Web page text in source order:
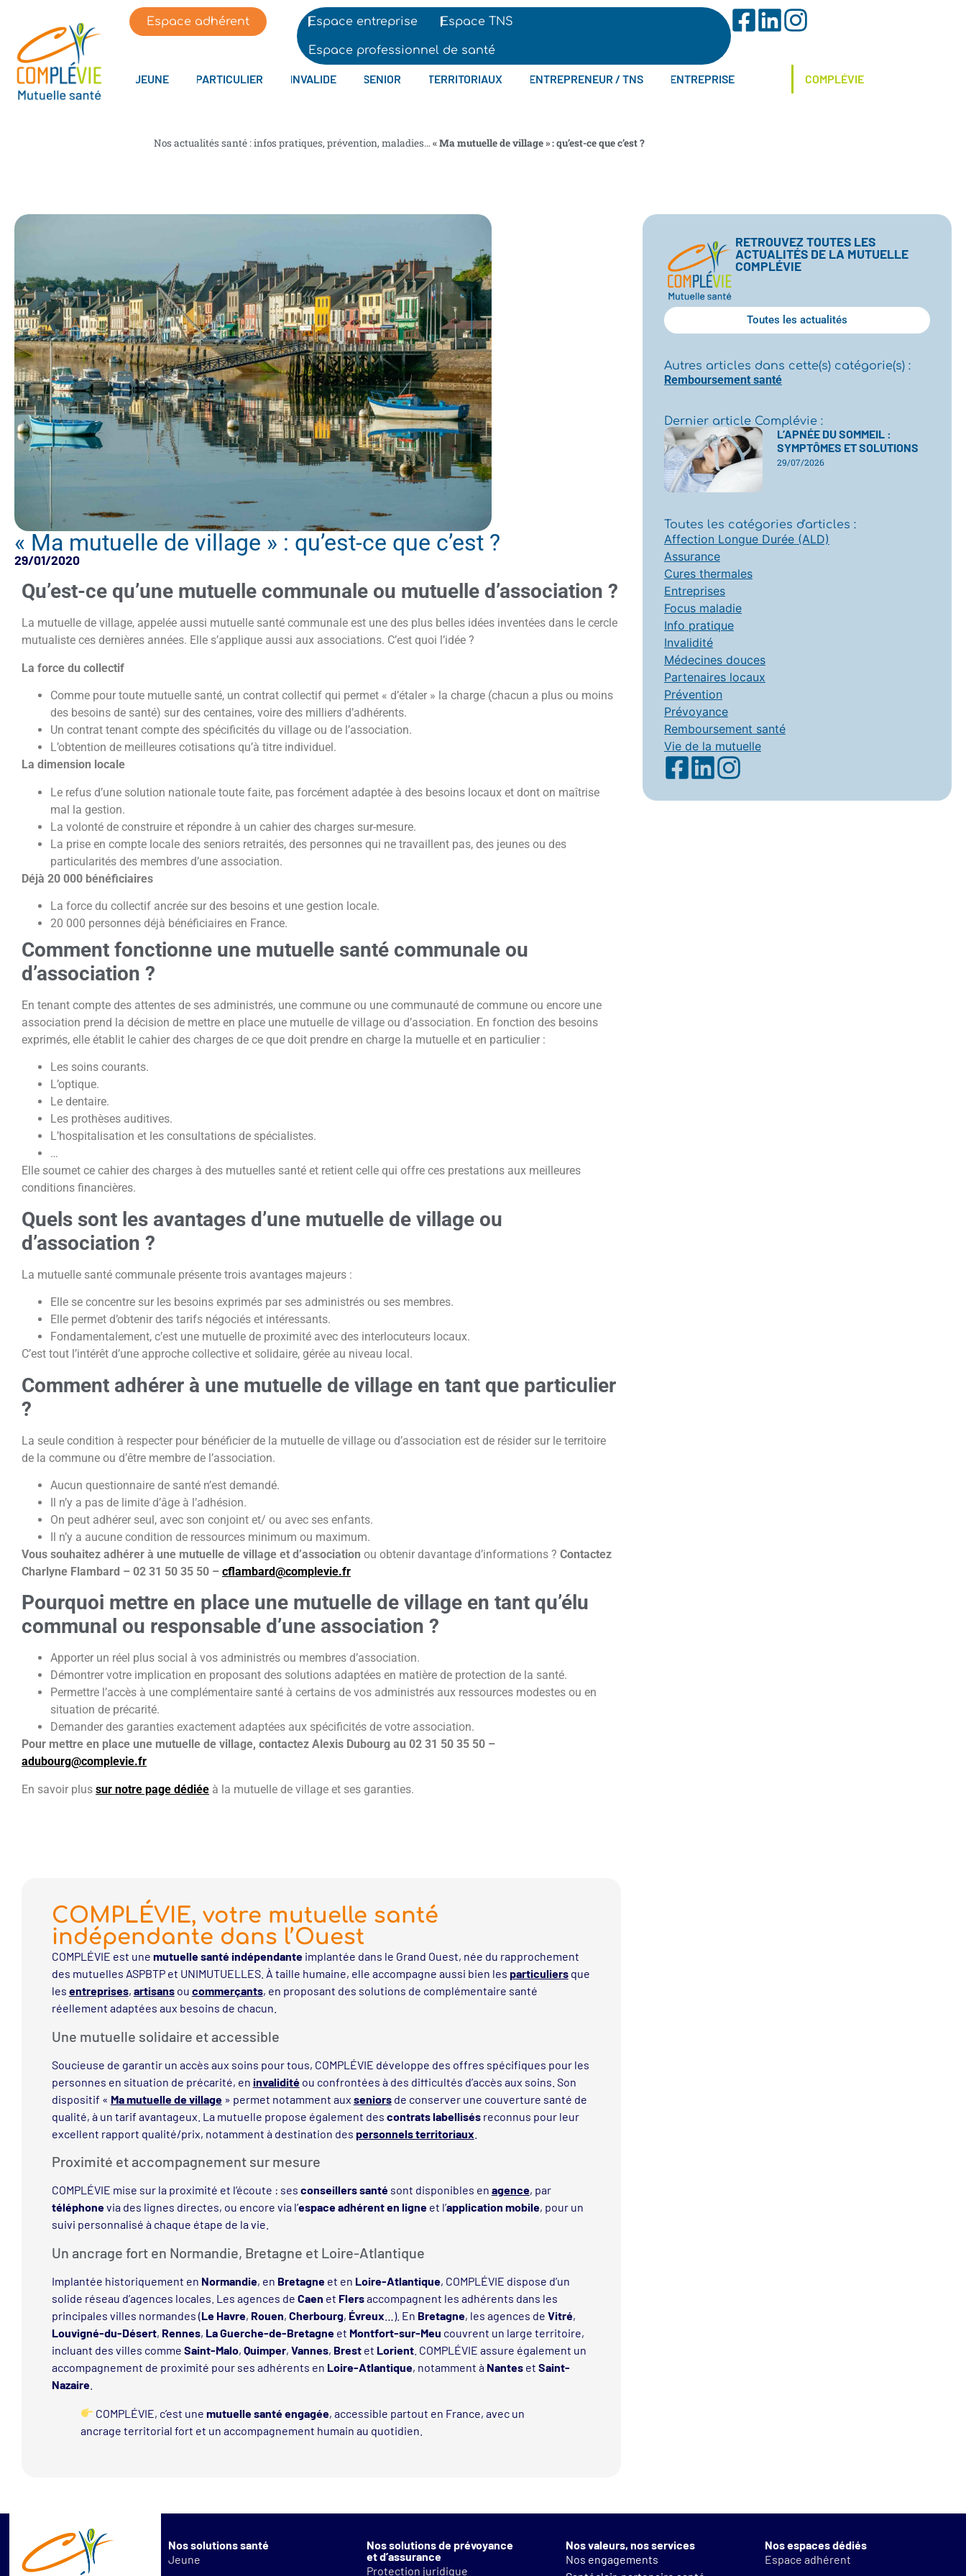
Espace adhérent Espace entreprise Espace TNS
Espace professionnel de santé
JEUNE PARTICULIER INVALIDE SENIOR TERRITORIAUX ENTREPRENEUR / TNS ENTREPRISE COMPLÉVIE
Nos actualités santé : infos pratiques, prévention, maladies… « Ma mutuelle de village » : qu’est-ce que c’est ?
« Ma mutuelle de village » : qu’est-ce que c’est ?
29/01/2020
Qu’est-ce qu’une mutuelle communale ou mutuelle d’association ?
La mutuelle de village, appelée aussi mutuelle santé communale est une des plus belles idées inventées dans le cercle
mutualiste ces dernières années. Elle s’applique aussi aux associations. C’est quoi l’idée ?
La force du collectif
Comme pour toute mutuelle santé, un contrat collectif qui permet « d’étaler » la charge (chacun a plus ou moins
des besoins de santé) sur des centaines, voire des milliers d’adhérents.
Un contrat tenant compte des spécificités du village ou de l’association.
L’obtention de meilleures cotisations qu’à titre individuel.
La dimension locale
Le refus d’une solution nationale toute faite, pas forcément adaptée à des besoins locaux et dont on maîtrise
mal la gestion.
La volonté de construire et répondre à un cahier des charges sur-mesure.
La prise en compte locale des seniors retraités, des personnes qui ne travaillent pas, des jeunes ou des
particularités des membres d’une association.
Déjà 20 000 bénéficiaires
La force du collectif ancrée sur des besoins et une gestion locale.
20 000 personnes déjà bénéficiaires en France.
Comment fonctionne une mutuelle santé communale ou
d’association ?
En tenant compte des attentes de ses administrés, une commune ou une communauté de commune ou encore une
association prend la décision de mettre en place une mutuelle de village ou d’association. En fonction des besoins
exprimés, elle établit le cahier des charges de ce que doit prendre en charge la mutuelle et en particulier :
Les soins courants.
L’optique.
Le dentaire.
Les prothèses auditives.
L’hospitalisation et les consultations de spécialistes.
…
Elle soumet ce cahier des charges à des mutuelles santé et retient celle qui offre ces prestations aux meilleures
conditions financières.
Quels sont les avantages d’une mutuelle de village ou
d’association ?
La mutuelle santé communale présente trois avantages majeurs :
Elle se concentre sur les besoins exprimés par ses administrés ou ses membres.
Elle permet d’obtenir des tarifs négociés et intéressants.
Fondamentalement, c’est une mutuelle de proximité avec des interlocuteurs locaux.
C’est tout l’intérêt d’une approche collective et solidaire, gérée au niveau local.
Comment adhérer à une mutuelle de village en tant que particulier
?
La seule condition à respecter pour bénéficier de la mutuelle de village ou d’association est de résider sur le territoire
de la commune ou d’être membre de l’association.
Aucun questionnaire de santé n’est demandé.
Il n’y a pas de limite d’âge à l’adhésion.
On peut adhérer seul, avec son conjoint et/ ou avec ses enfants.
Il n’y a aucune condition de ressources minimum ou maximum.
Vous souhaitez adhérer à une mutuelle de village et d’association ou obtenir davantage d’informations ? Contactez
Charlyne Flambard – 02 31 50 35 50 – cflambard@complevie.fr
Pourquoi mettre en place une mutuelle de village en tant qu’élu
communal ou responsable d’une association ?
Apporter un réel plus social à vos administrés ou membres d’association.
Démontrer votre implication en proposant des solutions adaptées en matière de protection de la santé.
Permettre l’accès à une complémentaire santé à certains de vos administrés aux ressources modestes ou en
situation de précarité.
Demander des garanties exactement adaptées aux spécificités de votre association.
Pour mettre en place une mutuelle de village, contactez Alexis Dubourg au 02 31 50 35 50 –
adubourg@complevie.fr
En savoir plus sur notre page dédiée à la mutuelle de village et ses garanties.
COMPLÉVIE, votre mutuelle santé
indépendante dans l’Ouest
COMPLÉVIE est une mutuelle santé indépendanteimplantée dans le Grand Ouest, née du rapprochement
des mutuelles ASPBTP et UNIMUTUELLES. À taille humaine, elle accompagne aussi bien les particuliersque
les entreprises, artisansou commerçants, en proposant des solutions de complémentaire santé
réellement adaptées aux besoins de chacun.
Une mutuelle solidaire et accessible
Soucieuse de garantir un accès aux soins pour tous, COMPLÉVIE développe des offres spécifiques pour les
personnes en situation de précarité, en invaliditéou confrontées à des difficultés d’accès aux soins. Son
dispositif « Ma mutuelle de village» permet notamment aux seniorsde conserver une couverture santé de
qualité, à un tarif avantageux. La mutuelle propose également des contrats labellisésreconnus pour leur
excellent rapport qualité/prix, notamment à destination des personnels territoriaux
Proximité et accompagnement sur mesure
COMPLÉVIE mise sur la proximité et l’écoute : ses conseillers santésont disponibles en agence, par
téléphonevia des lignes directes, ou encore via l’espace adhérent en ligneet l’application mobile, pour un
suivi personnalisé à chaque étape de la vie.
Un ancrage fort en Normandie, Bretagne et Loire-Atlantique
Implantée historiquement en Normandie, en Bretagneet en Loire-Atlantique, COMPLÉVIE dispose d’un
solide réseau d’agences locales. Les agences de Caen et Flersaccompagnent les adhérents dans les
principales villes normandes (Le Havre, Rouen, Cherbourg, Évreux …). En Bretagne, les agences de Vitré,
Louvigné-du-Désert, Rennes, La Guerche-de-Bretagneet Montfort-sur-Meu couvrent un large territoire,
incluant des villes comme Saint-Malo, Quimper, Vannes, Brestet Lorient. COMPLÉVIE assure également un
accompagnement de proximité pour ses adhérents en Loire-Atlantique, notamment à Nanteset Saint-
Nazaire.
COMPLÉVIE, c’est une mutuelle santé engagée, accessible partout en France, avec un
ancrage territorial fort et un accompagnement humain au quotidien.
RETROUVEZ TOUTES LES
ACTUALITÉS DE LA MUTUELLE
COMPLÉVIE
Toutes les actualités
Autres articles dans cette(s) catégorie(s) :
Remboursement santé
Dernier article Complévie :
L’APNÉE DU SOMMEIL :
SYMPTÔMES ET SOLUTIONS
29/07/2026
Toutes les catégories d'articles :
Affection Longue Durée (ALD)
Assurance
Cures thermales
Entreprises
Focus maladie
Info pratique
Invalidité
Médecines douces
Partenaires locaux
Prévention
Prévoyance
Remboursement santé
Vie de la mutuelle
Nos solutions santé
Jeune
Nos solutions de prévoyance
et d’assurance
Protection juridique
Nos valeurs, nos services
Nos engagements
Nos espaces dédiés
Espace adhérent